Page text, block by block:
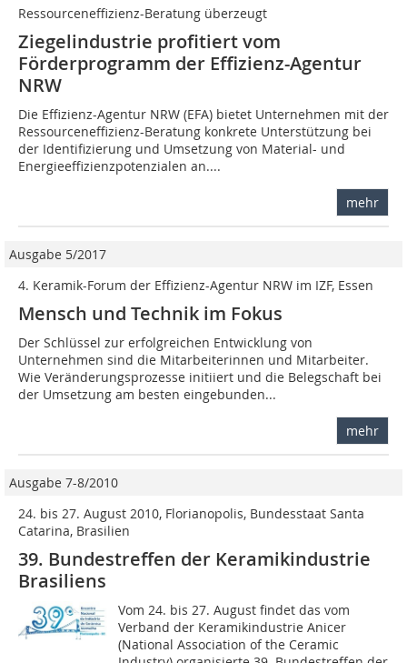
Ressourceneffizienz-Beratung überzeugt
Ziegelindustrie profitiert vom
Förderprogramm der Effizienz-Agentur
NRW
Die Effizienz-Agentur NRW (EFA) bietet Unternehmen mit der
Ressourceneffizienz-Beratung konkrete Unterstützung bei
der Identifizierung und Umsetzung von Material- und
Energieeffizienzpotenzialen an....
mehr
Ausgabe 5/2017
4. Keramik-Forum der Effizienz-Agentur NRW im IZF, Essen
Mensch und Technik im Fokus
Der Schlüssel zur erfolgreichen Entwicklung von
Unternehmen sind die Mitarbeiterinnen und Mitarbeiter.
Wie Veränderungsprozesse initiiert und die Belegschaft bei
der Umsetzung am besten eingebunden...
mehr
Ausgabe 7-8/2010
24. bis 27. August 2010, Florianopolis, Bundesstaat Santa
Catarina, Brasilien
39. Bundestreffen der Keramikindustrie
Brasiliens
Vom 24. bis 27. August findet das vom
Verband der Keramikindustrie Anicer
(National Association of the Ceramic